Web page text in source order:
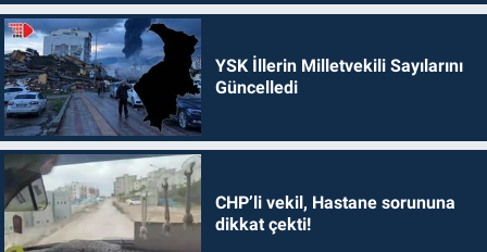
YSK İllerin Milletvekili Sayılarını
Güncelledi
CHP’li vekil, Hastane sorununa
dikkat çekti!